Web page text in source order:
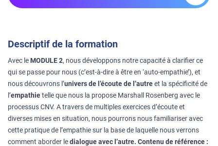
Descriptif de la formation
Avec le MODULE 2, nous développons notre capacité à clarifier ce
qui se passe pour nous (c’est-à-dire à être en ‘auto-empathie’), et
nous découvrons l’univers de l’écoute de l’autreet la spécificité de
l’empathietelle que nous la propose Marshall Rosenberg avec le
processus CNV. A travers de multiples exercices d’écoute et
diverses mises en situation, nous pourrons nous familiariser avec
cette pratique de l’empathie sur la base de laquelle nous verrons
comment aborder ledialogue avec l’autre. Contenu de référence :